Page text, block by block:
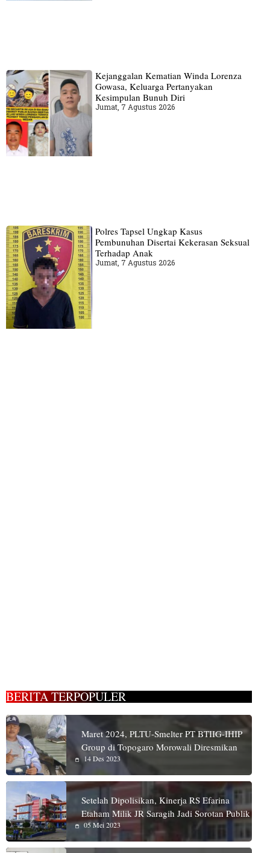
Kejanggalan Kematian Winda Lorenza
Gowasa, Keluarga Pertanyakan
Kesimpulan Bunuh Diri
Jumat, 7 Agustus 2026
Polres Tapsel Ungkap Kasus
Pembunuhan Disertai Kekerasan Seksual
Terhadap Anak
Jumat, 7 Agustus 2026
BERITA TERPOPULER
Maret 2024, PLTU-Smelter PT BTIIG-IHIP
Group di Topogaro Morowali Diresmikan
14 Des 2023
Setelah Dipolisikan, Kinerja RS Efarina
Etaham Milik JR Saragih Jadi Sorotan Publik
05 Mei 2023